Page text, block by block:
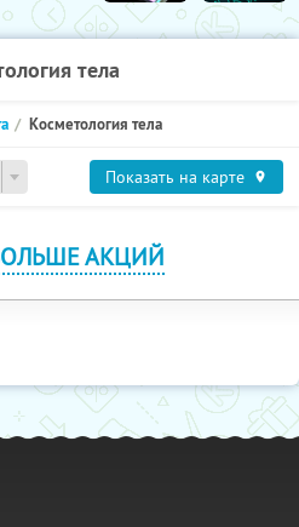
тела
Косметология тела
Показать на карте
АКЦИЙ